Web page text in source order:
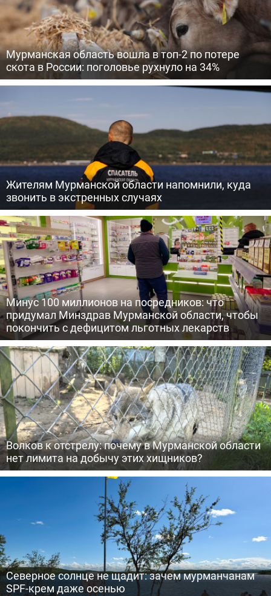
Мурманская область вошла в топ-2 по потере
скота в России: поголовье рухнуло на 34%
Жителям Мурманской области напомнили, куда
звонить в экстренных случаях
Минус 100 миллионов на посредников: что
придумал Минздрав Мурманской области, чтобы
покончить с дефицитом льготных лекарств
Волков к отстрелу: почему в Мурманской области
нет лимита на добычу этих хищников?
Северное солнце не щадит: зачем мурманчанам
SPF-крем даже осенью